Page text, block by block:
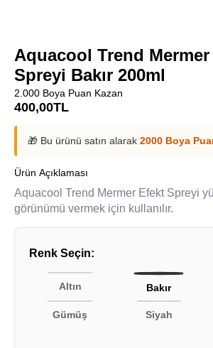
Aquacool Trend
Spreyi Bakır 200ml
2.000 Boya Puan Kazan
400,00TL
🎁 Bu ürünü satın alarak 2000 Boya
Ürün Açıklaması
Aquacool Trend Mermer Efekt Spreyi
görünümü vermek için kullanılır.
Renk Seçin:
Altın Bakır
Gümüş Siyah